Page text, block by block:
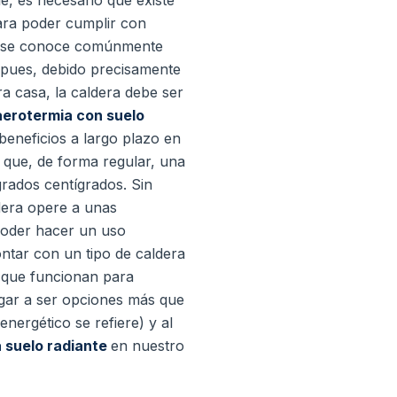
poder cumplir con
conoce comúnmente
debido precisamente
casa, la caldera debe ser
con suelo
a largo plazo en
de forma regular, una
centígrados. Sin
opere a unas
hacer un uso
con un tipo de caldera
funcionan para
a ser opciones más que
se refiere) y al
suelo radiante en nuestro